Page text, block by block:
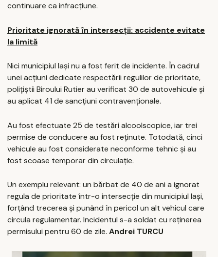
continuare ca infracțiune.
Prioritate ignorată în intersecții: accidente evitate
la limită
Nici municipiul Iași nu a fost ferit de incidente. În cadrul
unei acțiuni dedicate respectării regulilor de prioritate,
polițiștii Biroului Rutier au verificat 30 de autovehicule și
au aplicat 41 de sancțiuni contravenționale.
Au fost efectuate 25 de testări alcoolscopice, iar trei
permise de conducere au fost reținute. Totodată, cinci
vehicule au fost considerate neconforme tehnic și au
fost scoase temporar din circulație.
Un exemplu relevant: un bărbat de 40 de ani a ignorat
regula de prioritate într-o intersecție din municipiul Iași,
forțând trecerea și punând în pericol un alt vehicul care
circula regulamentar. Incidentul s-a soldat cu reținerea
permisului pentru 60 de zile. Andrei TURCU